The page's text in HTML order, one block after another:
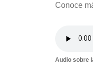
Conoce
Audio sobre